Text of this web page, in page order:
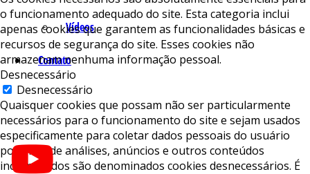
Vídeos
Contato
o funcionamento adequado do site. Esta categoria inclui
apenas cookies que garantem as funcionalidades básicas e
recursos de segurança do site. Esses cookies não
armazenam nenhuma informação pessoal.
Desnecessário
Desnecessário
Quaisquer cookies que possam não ser particularmente
necessários para o funcionamento do site e sejam usados ​​
especificamente para coletar dados pessoais do usuário
por meio de análises, anúncios e outros conteúdos
incorporados são denominados cookies desnecessários. É